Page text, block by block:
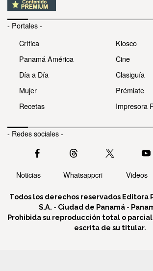
- Portales -
Crítica
Panamá América
Día a Día
Mujer
Recetas
Kiosco
Cine
Clasiguía
Prémiate
Impresora
- Redes sociales -
Noticias Whatsappcri Videos
Todos los derechos reservados Editora
S.A. - Ciudad de Panamá -
Prohibida su reproducción total o
escrita de su titular.